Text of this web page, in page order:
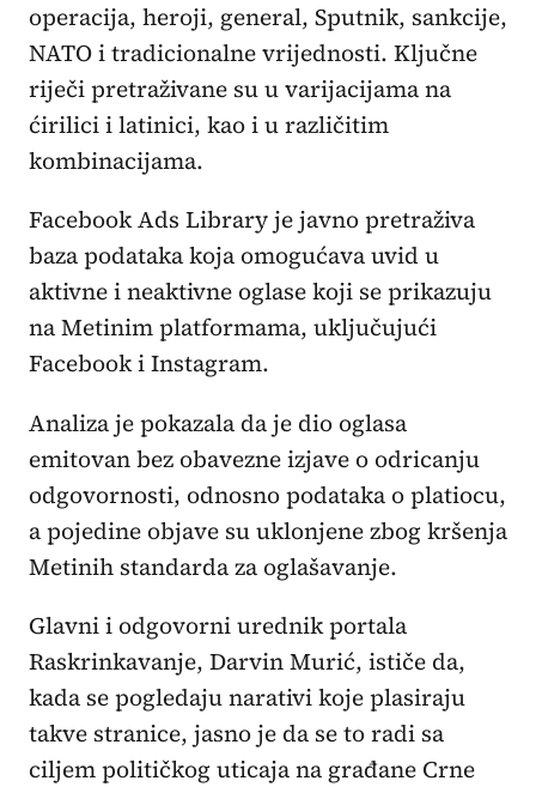
operacija, heroji, general, Sputnik, sankcije,
NATO i tradicionalne vrijednosti. Ključne
riječi pretraživane su u varijacijama na
ćirilici i latinici, kao i u različitim
kombinacijama.
Facebook Ads Library je javno pretraživa
baza podataka koja omogućava uvid u
aktivne i neaktivne oglase koji se prikazuju
na Metinim platformama, uključujući
Facebook i Instagram.
Analiza je pokazala da je dio oglasa
emitovan bez obavezne izjave o odricanju
odgovornosti, odnosno podataka o platiocu,
a pojedine objave su uklonjene zbog kršenja
Metinih standarda za oglašavanje.
Glavni i odgovorni urednik portala
Raskrinkavanje, Darvin Murić, ističe da,
kada se pogledaju narativi koje plasiraju
takve stranice, jasno je da se to radi sa
ciljem političkog uticaja na građane Crne